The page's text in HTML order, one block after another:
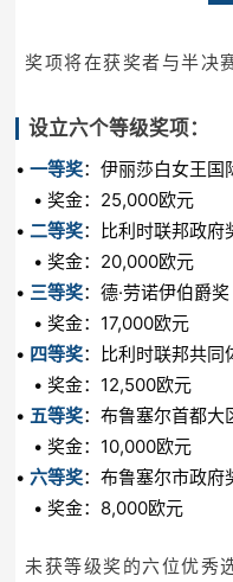
奖项将在获奖者与半决
设立六个等级奖项：
•一等奖：伊丽莎白女王国
• 奖金：25,000欧元
•二等奖：比利时联邦政府
• 奖金：20,000欧元
• 三等奖：德·劳诺伊伯爵奖
• 奖金：17,000欧元
• 四等奖：比利时联邦共同
• 奖金：12,500欧元
•五等奖：布鲁塞尔首都大
• 奖金：10,000欧元
•六等奖：布鲁塞尔市政府
• 奖金：8,000欧元
未获等级奖的六位优秀